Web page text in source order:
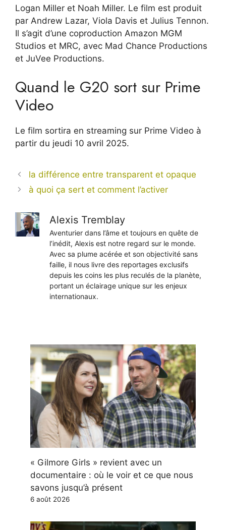
Logan Miller et Noah Miller. Le film est produit
par Andrew Lazar, Viola Davis et Julius Tennon.
Il s’agit d’une coproduction Amazon MGM
Studios et MRC, avec Mad Chance Productions
et JuVee Productions.
Quand le G20 sort sur Prime
Video
Le film sortira en streaming sur Prime Video à
partir du jeudi 10 avril 2025.
la différence entre transparent et opaque
à quoi ça sert et comment l’activer
Alexis Tremblay
Aventurier dans l’âme et toujours en quête de
l’inédit, Alexis est notre regard sur le monde.
Avec sa plume acérée et son objectivité sans
faille, il nous livre des reportages exclusifs
depuis les coins les plus reculés de la planète,
portant un éclairage unique sur les enjeux
internationaux.
« Gilmore Girls » revient avec un
documentaire : où le voir et ce que nous
savons jusqu’à présent
6 août 2026